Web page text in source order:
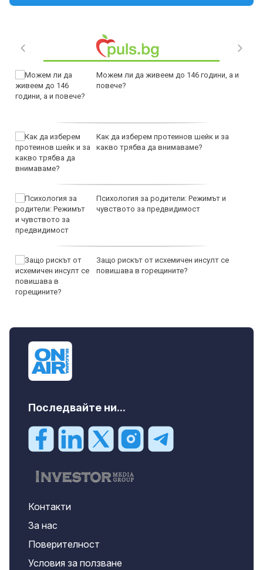
Можем ли да живеем до 146 години, а и
повече?
Как да изберем протеинов шейк и за
какво трябва да внимаваме?
Психология за родители: Режимът и
чувството за предвидимост
Защо рискът от исхемичен инсулт се
повишава в горещините?
Последвайте ни...
Контакти
За нас
Поверителност
Условия за ползване